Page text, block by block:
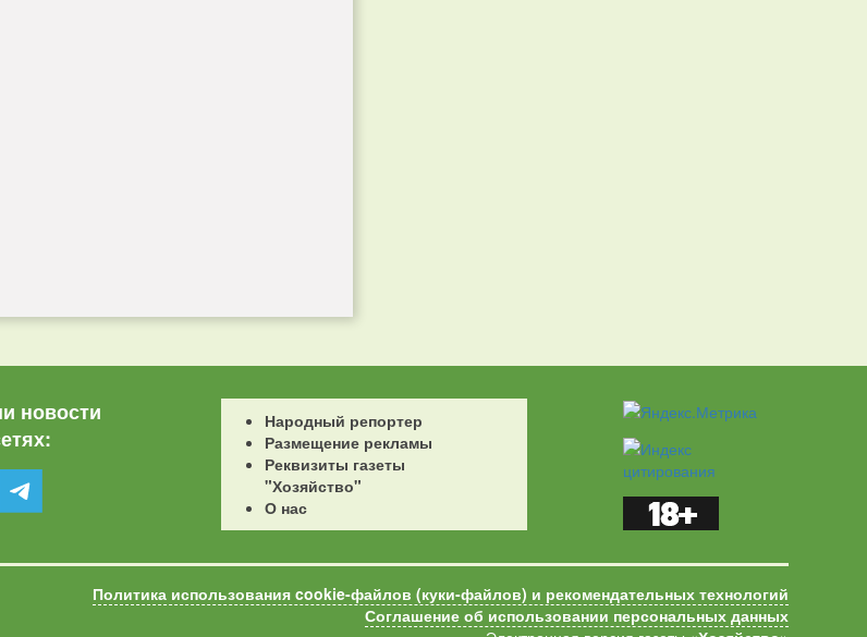
новости
Народный репортер
Размещение рекламы
Реквизиты газеты
"Хозяйство"
О нас
Политика использования cookie-файлов (куки-файлов) и рекомендательных технологий
Соглашение об использовании персональных данных